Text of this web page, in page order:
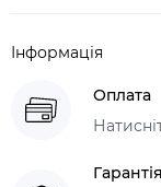
Інформація
Оплата
Гарантія